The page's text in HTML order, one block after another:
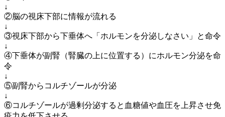
↓
②脳の視床下部に情報が流れる
↓
③視床下部から下垂体へ「ホルモンを分泌しなさい」と命令
↓
④下垂体が副腎（腎臓の上に位置する）にホルモン分泌を命
令
↓
⑤副腎からコルチゾールが分泌
↓
⑥コルチゾールが過剰分泌すると血糖値や血圧を上昇させ免